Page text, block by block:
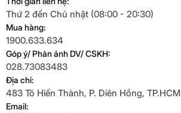
Thứ 2 đến Chủ nhật (08:00 - 20:30)
Mua hàng:
1900.633.634
Góp ý/ Phản ánh DV/ CSKH:
028.73083483
Địa chỉ:
483 Tô Hiến Thành, P. Diên Hồng, TP.HCM
Email: